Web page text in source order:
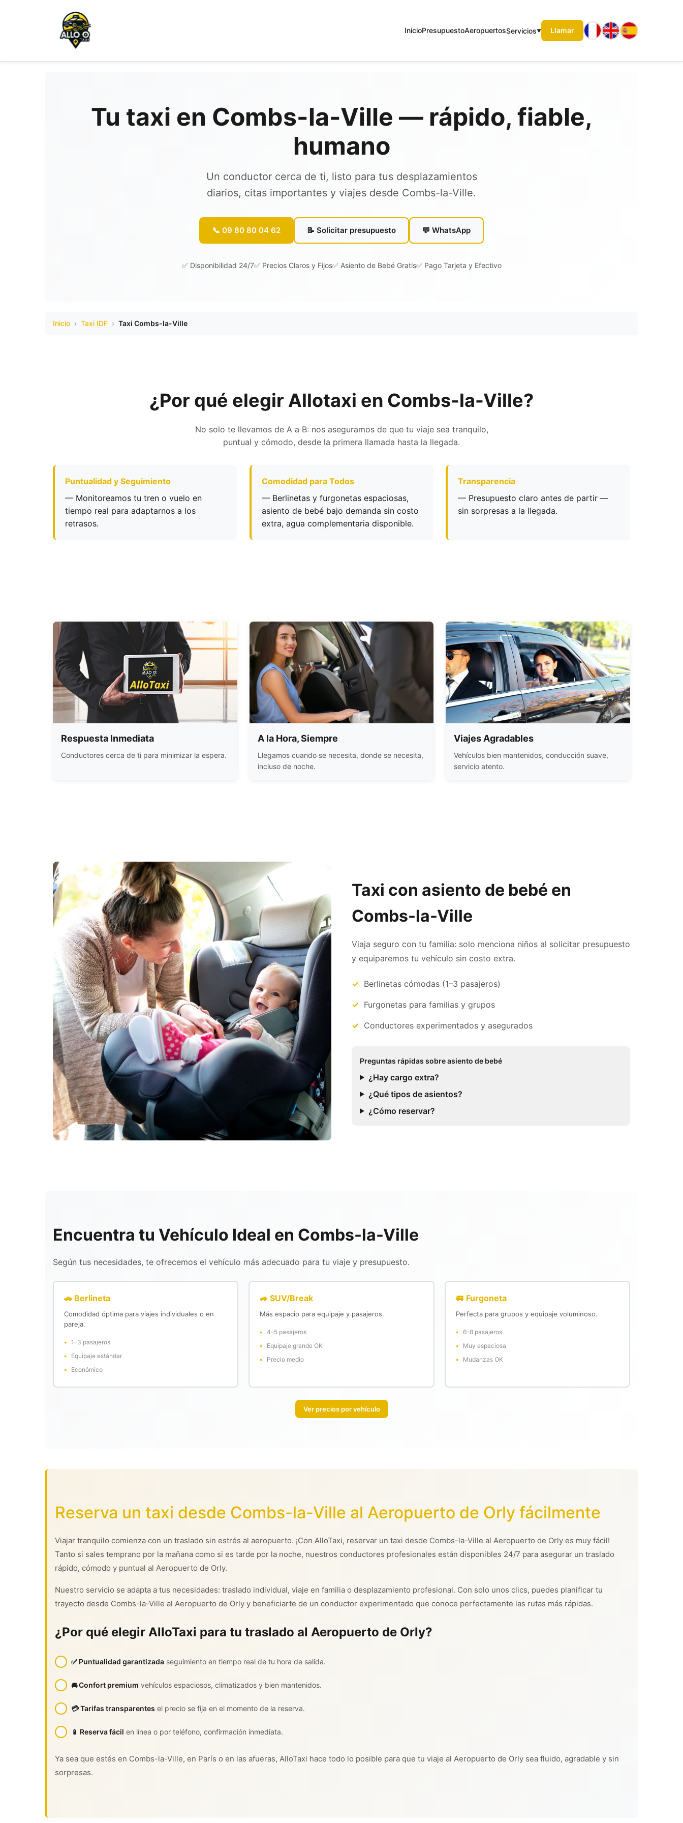
InicioPresupuestoAeropuertosServicios Llamar
Tu taxi en Combs-la-Ville — rápido, fiable,
humano
Un conductor cerca de ti, listo para tus desplazamientos
diarios, citas importantes y viajes desde Combs-la-Ville.
📞 09 80 80 04 62 📝 Solicitar presupuesto 💬 WhatsApp
✅ Disponibilidad 24/7✅ Precios Claros y Fijos✅ Asiento de Bebé Gratis✅ Pago Tarjeta y Efectivo
Inicio › Taxi IDF › Taxi Combs-la-Ville
¿Por qué elegir Allotaxi en Combs-la-Ville?
No solo te llevamos de A a B: nos aseguramos de que tu viaje sea tranquilo,
puntual y cómodo, desde la primera llamada hasta la llegada.
Puntualidad y Seguimiento
— Monitoreamos tu tren o vuelo en
tiempo real para adaptarnos a los
retrasos.
Comodidad para Todos
— Berlinetas y furgonetas espaciosas,
asiento de bebé bajo demanda sin costo
extra, agua complementaria disponible.
Transparencia
— Presupuesto claro antes de partir —
sin sorpresas a la llegada.
Respuesta Inmediata
Conductores cerca de ti para minimizar la espera.
A la Hora, Siempre
Llegamos cuando se necesita, donde se necesita,
incluso de noche.
Viajes Agradables
Vehículos bien mantenidos, conducción suave,
servicio atento.
Taxi con asiento de bebé en
Combs-la-Ville
Viaja seguro con tu familia: solo menciona niños al solicitar presupuesto
y equiparemos tu vehículo sin costo extra.
Berlinetas cómodas (1–3 pasajeros)
Furgonetas para familias y grupos
Conductores experimentados y asegurados
Preguntas rápidas sobre asiento de bebé
¿Hay cargo extra?
¿Qué tipos de asientos?
¿Cómo reservar?
Encuentra tu Vehículo Ideal en Combs-la-Ville
Según tus necesidades, te ofrecemos el vehículo más adecuado para tu viaje y presupuesto.
🚗 Berlineta
Comodidad óptima para viajes individuales o en
pareja.
1–3 pasajeros
Equipaje estándar
Económico
🚙 SUV/Break
Más espacio para equipaje y pasajeros.
4–5 pasajeros
Equipaje grande OK
Precio medio
🚐 Furgoneta
Perfecta para grupos y equipaje voluminoso.
6–8 pasajeros
Muy espaciosa
Mudanzas OK
Ver precios por vehículo
Reserva un taxi desde Combs-la-Ville al Aeropuerto de Orly fácilmente
Viajar tranquilo comienza con un traslado sin estrés al aeropuerto. ¡Con AlloTaxi, reservar un taxi desde Combs-la-Ville al Aeropuerto de Orly es muy fácil!
Tanto si sales temprano por la mañana como si es tarde por la noche, nuestros conductores profesionales están disponibles 24/7 para asegurar un traslado
rápido, cómodo y puntual al Aeropuerto de Orly.
Nuestro servicio se adapta a tus necesidades: traslado individual, viaje en familia o desplazamiento profesional. Con solo unos clics, puedes planificar tu
trayecto desde Combs-la-Ville al Aeropuerto de Orly y beneficiarte de un conductor experimentado que conoce perfectamente las rutas más rápidas.
¿Por qué elegir AlloTaxi para tu traslado al Aeropuerto de Orly?
✅ Puntualidad garantizada seguimiento en tiempo real de tu hora de salida.
🚘 Confort premium vehículos espaciosos, climatizados y bien mantenidos.
💳 Tarifas transparentes el precio se fija en el momento de la reserva.
📱 Reserva fácil en línea o por teléfono, confirmación inmediata.
Ya sea que estés en Combs-la-Ville, en París o en las afueras, AlloTaxi hace todo lo posible para que tu viaje al Aeropuerto de Orly sea fluido, agradable y sin
sorpresas.